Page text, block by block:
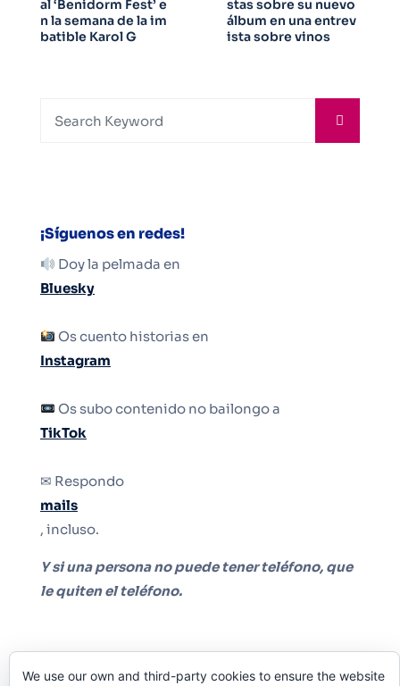
al ‘Benidorm Fest’ e
n la semana de la im
batible Karol G
stas sobre su nuevo
álbum en una entrev
ista sobre vinos
¡Síguenos en redes!
Doy la pelmada en
Bluesky
Os cuento historias en
Instagram
Os subo contenido no bailongo a
TikTok
✉ Respondo
mails
, incluso.
Y si una persona no puede tener teléfono, que
le quiten el teléfono.
We use our own and third-party cookies to ensure the website